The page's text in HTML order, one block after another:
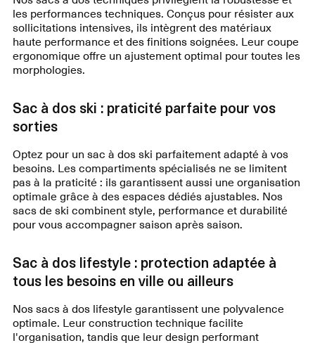
les performances techniques. Conçus pour résister aux
sollicitations intensives, ils intègrent des matériaux
haute performance et des finitions soignées. Leur coupe
ergonomique offre un ajustement optimal pour toutes les
morphologies.
Sac à dos ski : praticité parfaite pour vos
sorties
Optez pour un sac à dos ski parfaitement adapté à vos
besoins. Les compartiments spécialisés ne se limitent
pas à la praticité : ils garantissent aussi une organisation
optimale grâce à des espaces dédiés ajustables. Nos
sacs de ski combinent style, performance et durabilité
pour vous accompagner saison après saison.
Sac à dos lifestyle : protection adaptée à
tous les besoins en ville ou ailleurs
Nos sacs à dos lifestyle garantissent une polyvalence
optimale. Leur construction technique facilite
l'organisation, tandis que leur design performant